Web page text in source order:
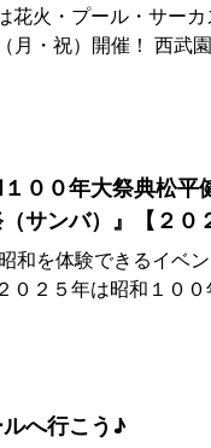
花火・プール・サー
月・祝）開催！ 西武
００年大祭典松平
サンバ）』【２０
和を体験できるイベ
０２５年は昭和１０
へ行こう♪